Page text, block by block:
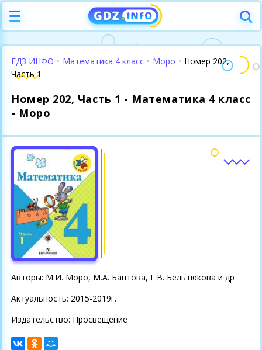
ГДЗ ИНФО • Математика 4 класс • Моро • Номер 202,
Часть 1
Номер 202, Часть 1 - Математика 4 класс
- Моро
Авторы: М.И. Моро, М.А. Бантова, Г.В. Бельтюкова и др
Актуальность: 2015-2019г.
Издательство: Просвещение